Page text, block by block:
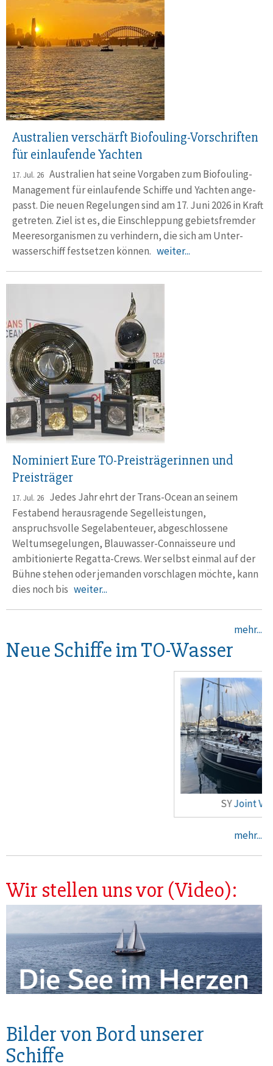
Australien verschärft Biofouling-Vorschriften
für einlaufende Yachten
17. Jul. 26 Australien hat seine Vorgaben zum Biofouling-
Manage­ment für einlau­fende Schiffe und Yachten ange­
passt. Die neuen Rege­lungen sind am 17. Juni 2026 in Kraft
getreten. Ziel ist es, die Ein­schlep­pung gebiets­fremder
Meeres­orga­nismen zu ver­hindern, die sich am Unter­
wasser­schiff fest­setzen können. weiter...
Nominiert Eure TO-Preisträgerinnen und
Preisträger
17. Jul. 26 Jedes Jahr ehrt der Trans-Ocean an seinem
Festabend herausragende Segelleistungen,
anspruchsvolle Segelabenteuer, abgeschlossene
Weltumsegelungen, Blauwasser-Connaisseure und
ambitionierte Regatta-Crews. Wer selbst einmal auf der
Bühne stehen oder jemanden vorschlagen möchte, kann
dies noch bis weiter...
mehr...
Neue Schiffe im TO-Wasser
SYJoint
mehr...
Wir stellen uns vor (Video):
Bilder von Bord unserer
Schiffe